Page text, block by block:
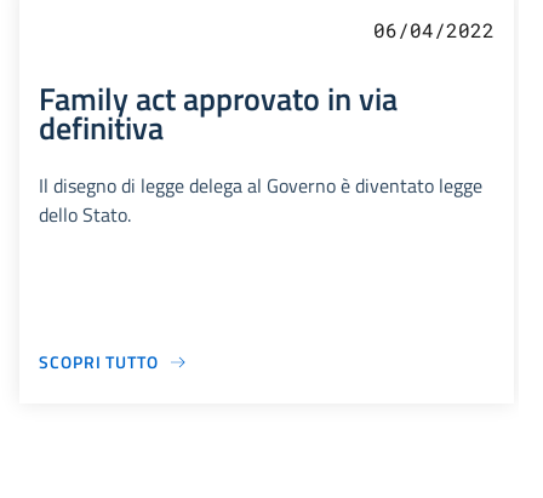
06/04/2022
Family act approvato in via
definitiva
Il disegno di legge delega al Governo è diventato legge
dello Stato.
SCOPRI TUTTO